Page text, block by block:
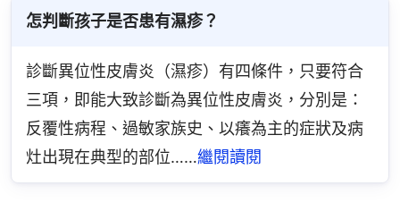
怎判斷孩子是否患有濕疹？
診斷異位性皮膚炎（濕疹）有四條件，只要符合
三項，即能大致診斷為異位性皮膚炎，分別是：
反覆性病程、過敏家族史、以癢為主的症狀及病
灶出現在典型的部位……繼閱讀閱